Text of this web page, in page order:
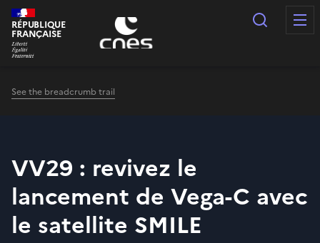
Cookies management panel
RÉPUBLIQUE
FRANÇAISE
Search
See the breadcrumb trail
VV29 : revivez le
lancement de Vega-C avec
le satellite SMILE